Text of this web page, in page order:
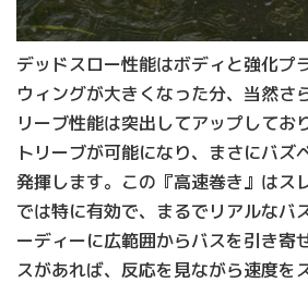
デッドスロー性能はボディと強化プ
ウィングが大きくなった分、当然さ
リーブ性能は突出してアップしてお
トリーブが可能になり、まさにバズ
発揮します。この『高速巻き』はス
では特に有効で、まるでリアルなバ
ーディーに広範囲からバスを引き寄
スがあれば、反応を見ながら速度を